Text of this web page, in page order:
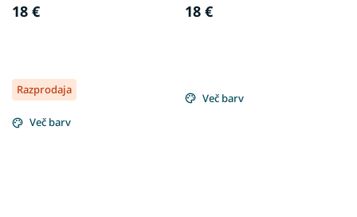
18 € 18 €
Razprodaja
Več barv
Več barv